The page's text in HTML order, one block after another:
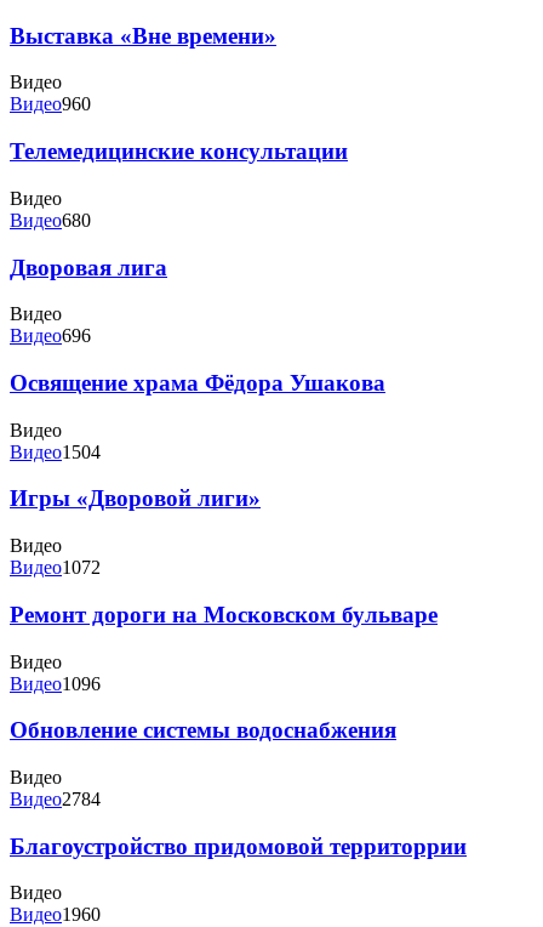
Выставка «Вне времени»
Видео
Видео960
Телемедицинские консультации
Видео
Видео680
Дворовая лига
Видео
Видео696
Освящение храма Фёдора Ушакова
Видео
Видео1504
Игры «Дворовой лиги»
Видео
Видео1072
Ремонт дороги на Московском бульваре
Видео
Видео1096
Обновление системы водоснабжения
Видео
Видео2784
Благоустройство придомовой территоррии
Видео
Видео1960